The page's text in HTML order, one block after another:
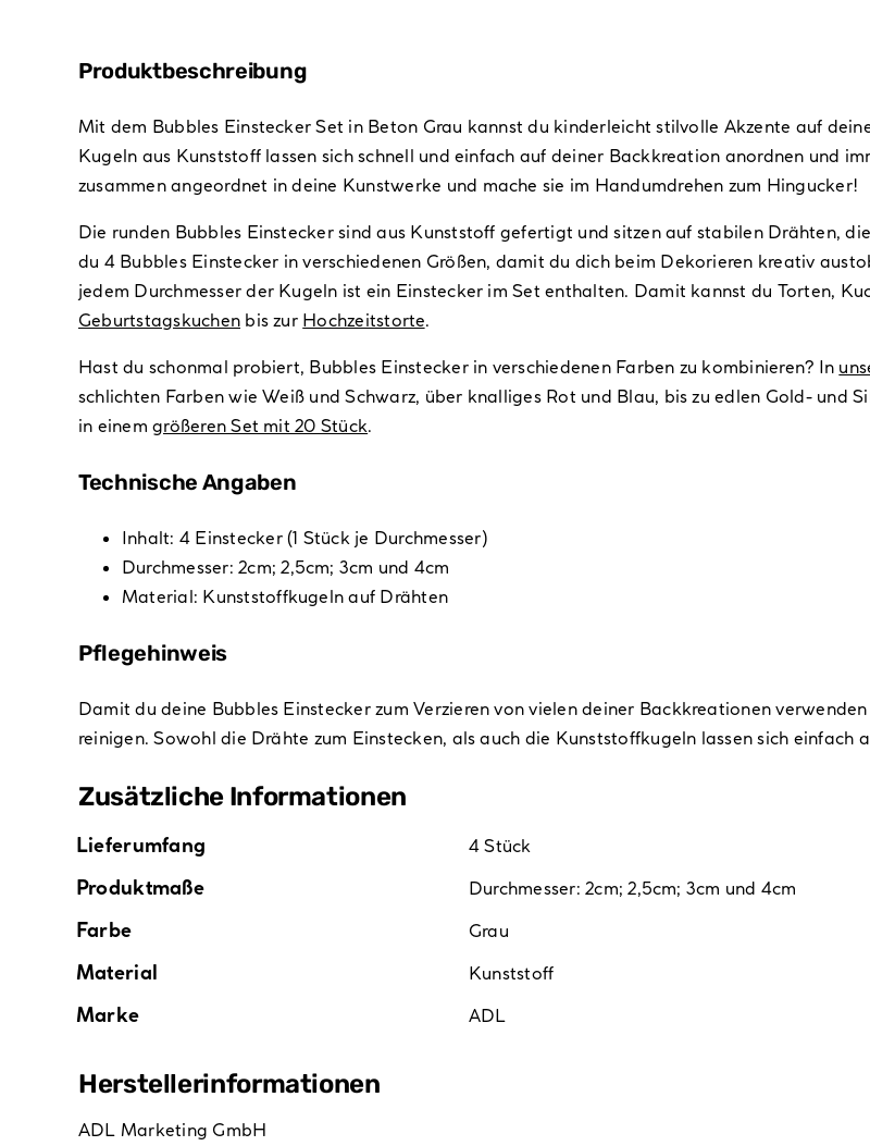
Produktbeschreibung
Mit dem Bubbles Einstecker Set in Beton Grau kannst du kinderleicht stilvolle Akzente auf
Kugeln aus Kunststoff lassen sich schnell und einfach auf deiner Backkreation anordnen und
zusammen angeordnet in deine Kunstwerke und mache sie im Handumdrehen zum Hingucker!
Die runden Bubbles Einstecker sind aus Kunststoff gefertigt und sitzen auf stabilen Drähten,
du 4 Bubbles Einstecker in verschiedenen Größen, damit du dich beim Dekorieren kreativ
jedem Durchmesser der Kugeln ist ein Einstecker im Set enthalten. Damit kannst du Torten,
Geburtstagskuchen bis zur Hochzeitstorte.
Hast du schonmal probiert, Bubbles Einstecker in verschiedenen Farben zu kombinieren? In
schlichten Farben wie Weiß und Schwarz, über knalliges Rot und Blau, bis zu edlen Gold- und
in einemgrößeren Set mit 20 Stück.
Technische Angaben
Inhalt: 4 Einstecker (1 Stück je Durchmesser)
Durchmesser: 2cm; 2,5cm; 3cm und 4cm
Material: Kunststoffkugeln auf Drähten
Pflegehinweis
Damit du deine Bubbles Einstecker zum Verzieren von vielen deiner Backkreationen
reinigen. Sowohl die Drähte zum Einstecken, als auch die Kunststoffkugeln lassen sich einfach
Zusätzliche Informationen
Lieferumfang 4 Stück
Produktmaße Durchmesser: 2cm; 2,5cm; 3cm und 4cm
Farbe Grau
Material Kunststoff
Marke ADL
Hersteller­informationen
ADL Marketing GmbH